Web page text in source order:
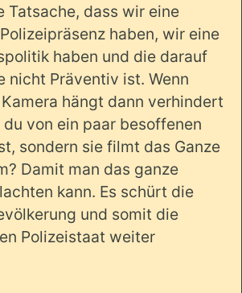
Tatsache, dass wir eine
haben, wir eine
haben und die darauf
nicht Präventiv ist. Wenn
hängt dann verhindert
von ein paar besoffenen
sondern sie filmt das Ganze
Damit man das ganze
kann. Es schürt die
und somit die
Polizeistaat weiter